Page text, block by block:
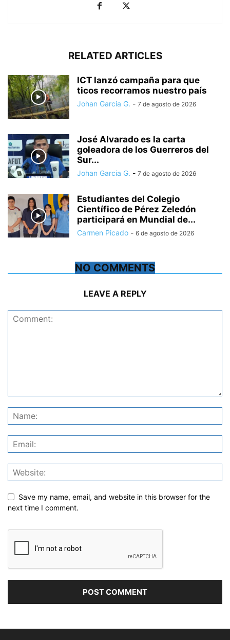
RELATED ARTICLES
ICT lanzó campaña para que
ticos recorramos nuestro país
Johan Garcia G. - 7 de agosto de 2026
José Alvarado es la carta
goleadora de los Guerreros del
Sur...
Johan Garcia G. - 7 de agosto de 2026
Estudiantes del Colegio
Científico de Pérez Zeledón
participará en Mundial de...
Carmen Picado - 6 de agosto de 2026
NO COMMENTS
LEAVE A REPLY
Save my name, email, and website in this browser for the
next time I comment.